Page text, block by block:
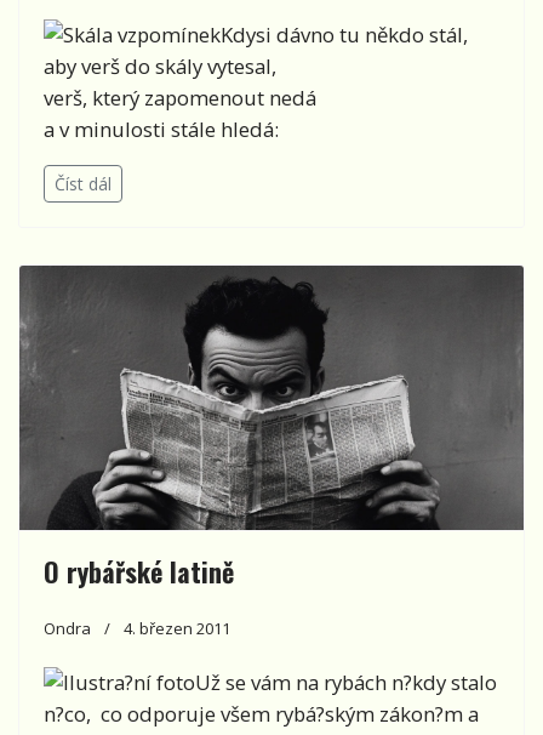
Kdysi dávno tu někdo stál,
aby verš do skály vytesal,
verš, který zapomenout nedá
a v minulosti stále hledá:
Číst dál
O rybářské latině
Ondra 4. březen 2011
Už se vám na rybách n?kdy stalo
n?co, co odporuje všem rybá?ským zákon?m a